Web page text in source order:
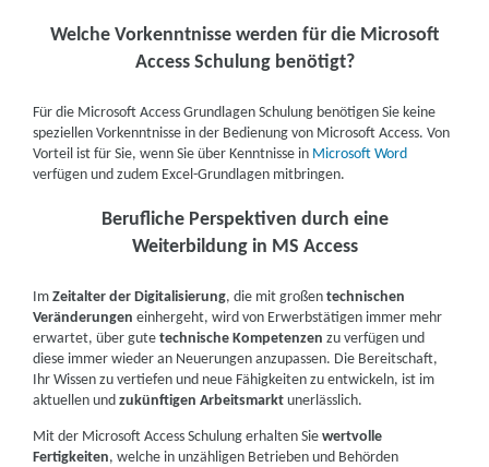
Welche Vorkenntnisse werden für die Microsoft
Access Schulung benötigt?
Für die Microsoft Access Grundlagen Schulung benötigen Sie keine
speziellen Vorkenntnisse in der Bedienung von Microsoft Access. Von
Vorteil ist für Sie, wenn Sie über Kenntnisse in Microsoft Word
verfügen und zudem Excel-Grundlagen mitbringen.
Berufliche Perspektiven durch eine
Weiterbildung in MS Access
ImZeitalter der Digitalisierung, die mit großentechnischen
Veränderungen einhergeht, wird von Erwerbstätigen immer mehr
erwartet, über gutetechnische Kompetenzen zu verfügen und
diese immer wieder an Neuerungen anzupassen. Die Bereitschaft,
Ihr Wissen zu vertiefen und neue Fähigkeiten zu entwickeln, ist im
aktuellen undzukünftigen Arbeitsmarkt unerlässlich.
Mit der Microsoft Access Schulung erhalten Siewertvolle
Fertigkeiten, welche in unzähligen Betrieben und Behörden